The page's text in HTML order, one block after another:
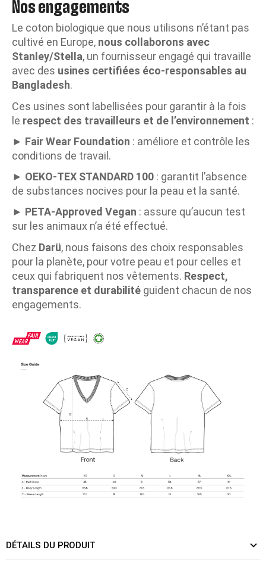
Nos engagements
Le coton biologique que nous utilisons n’étant pas
cultivé en Europe, nous collaborons avec
Stanley/Stella, un fournisseur engagé qui travaille
avec des usines certifiées éco-responsables au
Bangladesh.
Ces usines sont labellisées pour garantir à la fois
le respect des travailleurs et de l’environnement :
► Fair Wear Foundation : améliore et contrôle les
conditions de travail.
► OEKO-TEX STANDARD 100 : garantit l’absence
de substances nocives pour la peau et la santé.
► PETA-Approved Vegan : assure qu’aucun test
sur les animaux n’a été effectué.
Chez Darü, nous faisons des choix responsables
pour la planète, pour votre peau et pour celles et
ceux qui fabriquent nos vêtements. Respect,
transparence et durabilité guident chacun de nos
engagements.
DÉTAILS DU PRODUIT